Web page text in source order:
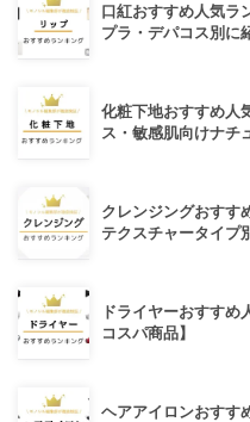
口紅おすすめ人気ラ
プラ・デパコス別に
化粧下地おすすめ人
ス・敏感肌向けナチ
クレンジングおすす
テクスチャータイプ
ドライヤーおすすめ
コスパ商品】
ヘアアイロンおすす